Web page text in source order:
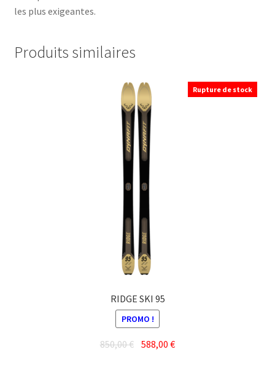
les plus exigeantes.
Produits similaires
Rupture de stock
RIDGE SKI 95
PROMO !
850,00€ Le
588,00€Le